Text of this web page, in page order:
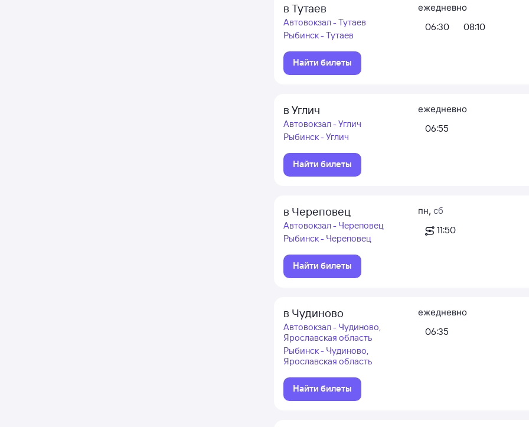
в Тутаев
Автовокзал - Тутаев
Рыбинск - Тутаев
Найти билеты
ежедневно
06:30
08:10
в Углич
Автовокзал - Углич
Рыбинск - Углич
Найти билеты
ежедневно
06:55
в Череповец
Автовокзал - Череповец
Рыбинск - Череповец
Найти билеты
пн, сб
11:50
в Чудиново
Автовокзал - Чудиново,
Ярославская область
Рыбинск - Чудиново,
Ярославская область
Найти билеты
ежедневно
06:35